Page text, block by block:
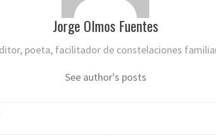
Jorge Olmos Fuentes
poeta, facilitador de constelaciones
See author's posts